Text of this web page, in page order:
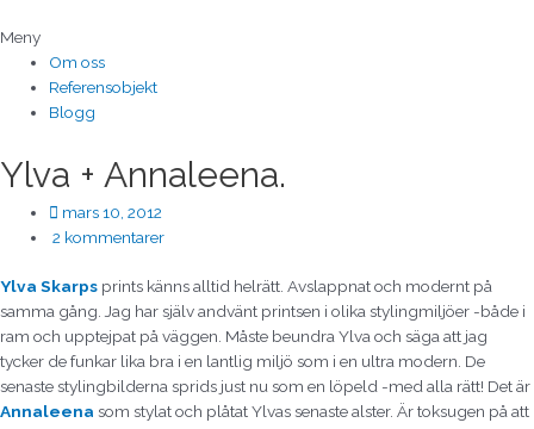
till
innehåll
Meny
Om oss
Referensobjekt
Blogg
Ylva + Annaleena.
mars 10, 2012
2 kommentarer
Ylva Skarps prints känns alltid helrätt. Avslappnat och modernt på
samma gång. Jag har själv andvänt printsen i olika stylingmiljöer -både i
ram och upptejpat på väggen. Måste beundra Ylva och säga att jag
tycker de funkar lika bra i en lantlig miljö som i en ultra modern. De
senaste stylingbilderna sprids just nu som en löpeld -med alla rätt! Det är
Annaleena som stylat och plåtat Ylvas senaste alster. Är toksugen på att